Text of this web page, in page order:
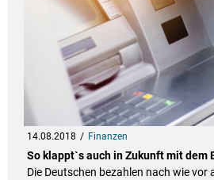
14.08.2018 Finanzen
So klappt`s auch in Zukunft mit dem
Die Deutschen bezahlen nach wie vor